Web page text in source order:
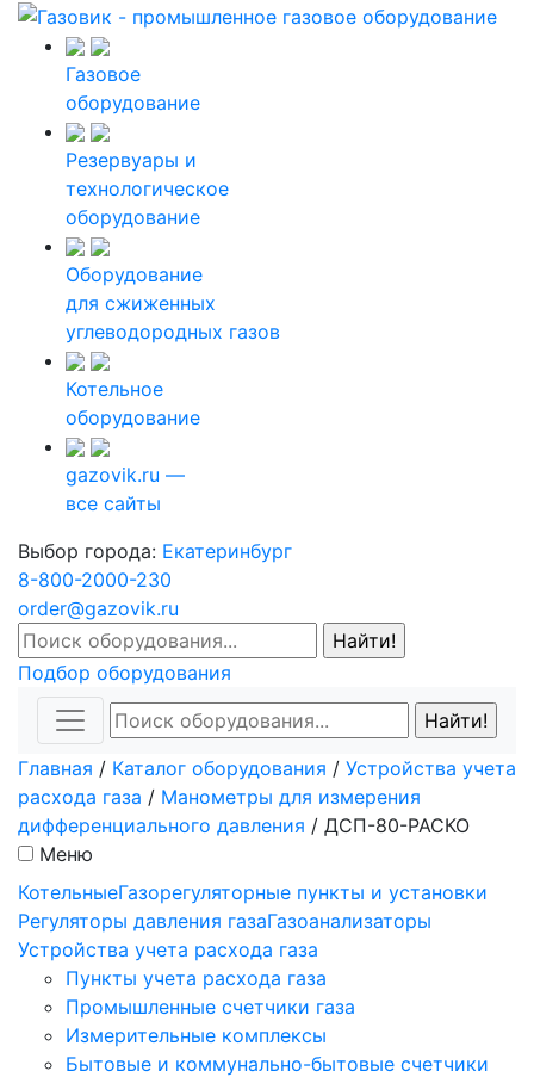
Газовое
оборудование
Резервуары и
технологическое
оборудование
Оборудование
для сжиженных
углеводородных газов
Котельное
оборудование
gazovik.ru —
все сайты
Выбор города: Екатеринбург
8-800-2000-230
order@gazovik.ru
Подбор оборудования
Главная / Каталог оборудования / Устройства учета
расхода газа / Манометры для измерения
дифференциального давления / ДСП-80-РАСКО
Меню
КотельныеГазорегуляторные пункты и установки
Регуляторы давления газаГазоанализаторы
Устройства учета расхода газа
Пункты учета расхода газа
Промышленные счетчики газа
Измерительные комплексы
Бытовые и коммунально-бытовые счетчики